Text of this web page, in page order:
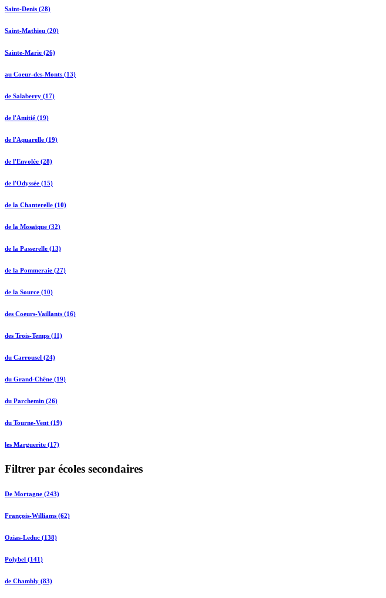
Saint-Denis (28)
Saint-Mathieu (20)
Sainte-Marie (26)
au Coeur-des-Monts (13)
de Salaberry (17)
de l'Amitié (19)
de l'Aquarelle (19)
de l'Envolée (28)
de l'Odyssée (15)
de la Chanterelle (10)
de la Mosaïque (32)
de la Passerelle (13)
de la Pommeraie (27)
de la Source (10)
des Coeurs-Vaillants (16)
des Trois-Temps (11)
du Carrousel (24)
du Grand-Chêne (19)
du Parchemin (26)
du Tourne-Vent (19)
les Marguerite (17)
Filtrer par écoles secondaires
De Mortagne (243)
François-Williams (62)
Ozias-Leduc (138)
Polybel (141)
de Chambly (83)